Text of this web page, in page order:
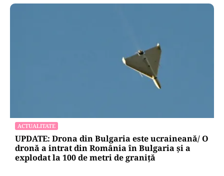
ACTUALITATE
UPDATE: Drona din Bulgaria este ucraineană/ O
dronă a intrat din România în Bulgaria şi a
explodat la 100 de metri de graniţă